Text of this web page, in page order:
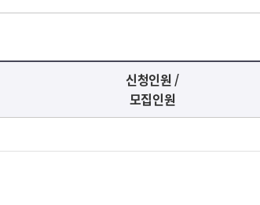
신청인원 /
모집인원